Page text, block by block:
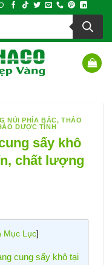
NÚI PHÍA BẮC, THẢO
DƯỢC TỈNH
sấy khô
chất lượng
Mục Lục]
cung sấy khô tại